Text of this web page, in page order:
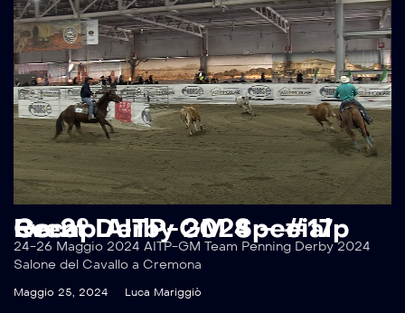
Recap AITP-GM Special Event Derby 2024 – #17p Go 2°
24-26 Maggio 2024 AITP-GM Team Penning Derby 2024
Salone del Cavallo a Cremona
Maggio 25, 2024 Luca Mariggiò